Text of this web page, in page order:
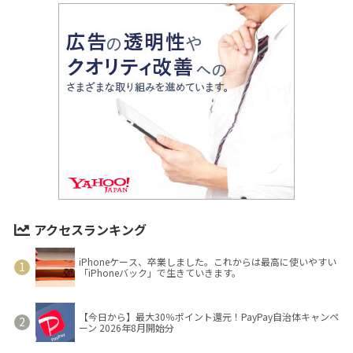
アクセスランキング
iPhoneケース、卒業しました。これからは最高に使いやすい
「iPhoneバック」で生きていきます。
【今日から】最大30％ポイント還元！PayPay自治体キャンペ
ーン 2026年8月開始分